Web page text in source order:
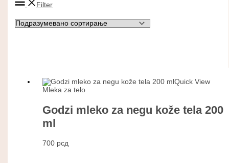
Filter
Quick View
Mleka za telo
Godzi mleko za negu kože tela 200
ml
700 рсд